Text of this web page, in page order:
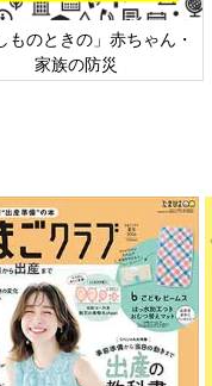
六星占術 細木かおりさ